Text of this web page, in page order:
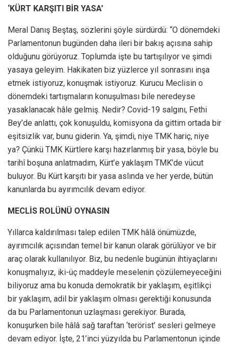
‘KÜRT KARŞITI BİR YASA’
Meral Danış Beştaş, sözlerini şöyle sürdürdü: “O dönemdeki
Parlamentonun bugünden daha ileri bir bakış açısına sahip
olduğunu görüyoruz. Toplumda işte bu tartışılıyor ve şimdi
yasaya geleyim. Hakikaten biz yüzlerce yıl sonrasını inşa
etmek istiyoruz, konuşmak istiyoruz. Kurucu Meclisin o
dönemdeki tartışmaların konuşulması bile neredeyse
yasaklanacak hâle gelmiş. Nedir? Covid-19 salgını, Fethi
Bey’de anlattı, çok konuşuldu, komisyona da gittim ortada bir
eşitsizlik var, bunu giderin. Ya, şimdi, niye TMK hariç, niye
ya? Çünkü TMK Kürtlere karşı hazırlanmış bir yasa, böyle bu
tarihî boşuna anlatmadım, Kürt’e yaklaşım TMK’de vücut
buluyor. Bu Kürt karşıtı bir yasa aslında ve her yerde, bütün
kanunlarda bu ayırımcılık devam ediyor.
MECLİS ROLÜNÜ OYNASIN
Yıllarca kaldırılması talep edilen TMK hâlâ önümüzde,
ayırımcılık açısından temel bir kanun olarak görülüyor ve bir
araç olarak kullanılıyor. Biz, bu nedenle bugünün ihtiyaçlarını
konuşmalıyız, iki-üç maddeyle meselenin çözülemeyeceğini
biliyoruz ama bu konuda demokratik bir yaklaşım, eşitlikçi
bir yaklaşım, adil bir yaklaşım olması gerektiği konusunda
da bu Parlamentonun uzlaşması gerekiyor. Burada,
konuşurken bile hâlâ sağ taraftan ‘terörist’ sesleri gelmeye
devam ediyor. İşte, 21’inci yüzyılda bu Parlamentonun içinde